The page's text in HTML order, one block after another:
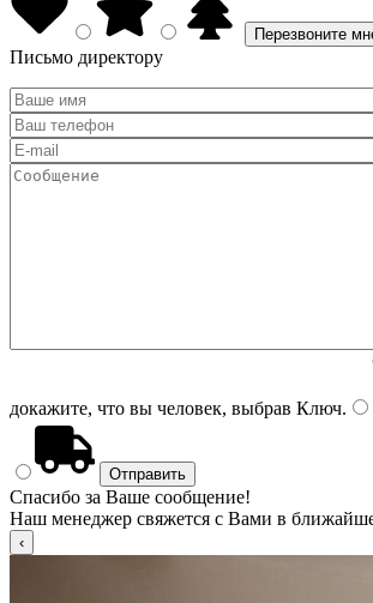
Письмо директору
докажите, что вы человек, выбрав Ключ.
Спасибо за Ваше сообщение!
Наш менеджер свяжется с Вами в